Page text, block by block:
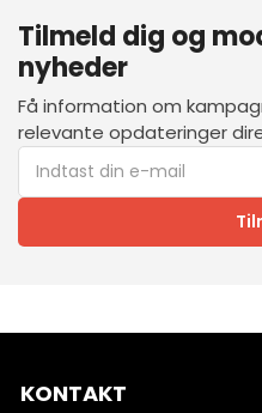
Tilmeld dig og
nyheder
Få information om
relevante opdateringer
KONTAKT